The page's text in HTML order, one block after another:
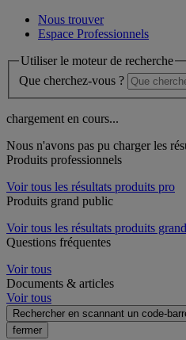
Nous trouver
Espace Professionnels
Utiliser le moteur de recherche
Que cherchez-vous ?
chargement en cours...
Nous n'avons pas pu charger les
Produits professionnels
Voir tous les résultats produits pro
Produits grand public
Voir tous les résultats produits
Questions fréquentes
Voir tous
Documents & articles
Voir tous
Rechercher en scannant un code-
fermer